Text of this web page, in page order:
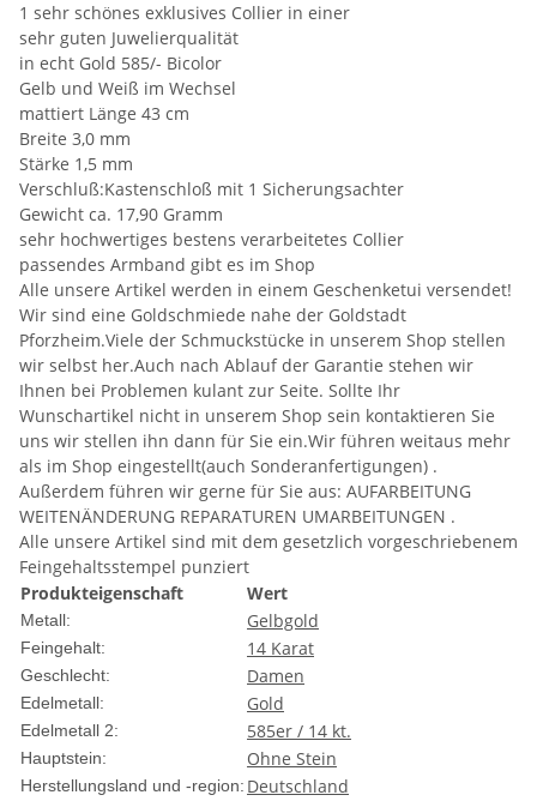
1 sehr schönes exklusives Collier in einer
sehr guten Juwelierqualität
in echt Gold 585/- Bicolor
Gelb und Weiß im Wechsel
mattiert Länge 43 cm
Breite 3,0 mm
Stärke 1,5 mm
Verschluß:Kastenschloß mit 1 Sicherungsachter
Gewicht ca. 17,90 Gramm
sehr hochwertiges bestens verarbeitetes Collier
passendes Armband gibt es im Shop
Alle unsere Artikel werden in einem Geschenketui versendet!
Wir sind eine Goldschmiede nahe der Goldstadt
Pforzheim.Viele der Schmuckstücke in unserem Shop stellen
wir selbst her.Auch nach Ablauf der Garantie stehen wir
Ihnen bei Problemen kulant zur Seite. Sollte Ihr
Wunschartikel nicht in unserem Shop sein kontaktieren Sie
uns wir stellen ihn dann für Sie ein.Wir führen weitaus mehr
als im Shop eingestellt(auch Sonderanfertigungen) .
Außerdem führen wir gerne für Sie aus: AUFARBEITUNG
WEITENÄNDERUNG REPARATUREN UMARBEITUNGEN .
Alle unsere Artikel sind mit dem gesetzlich vorgeschriebenem
Feingehaltsstempel punziert
Produkteigenschaft
Wert
Metall: Gelbgold
Feingehalt: 14 Karat
Geschlecht: Damen
Edelmetall: Gold
Edelmetall 2: 585er / 14 kt.
Hauptstein: Ohne Stein
Herstellungsland und -region: Deutschland